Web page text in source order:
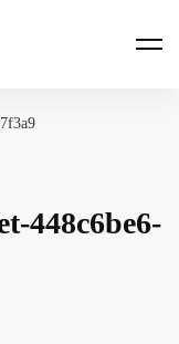
448c6be6-